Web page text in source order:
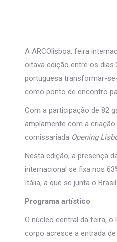
A ARCOlisboa, feira
oitava edição entre os dias
portuguesa transformar-
como ponto de encontro
Com a participação de 82
amplamente com a criação
comissariada Opening
Nesta edição, a presença
internacional se fixa nos
Itália, a que se junta o Brasil.
Programa artístico
O núcleo central da feira, o
corpo acresce a entrada de